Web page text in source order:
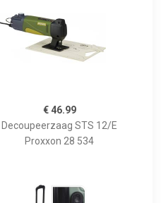
€ 46.99
Decoupeerzaag STS 12/E
Proxxon 28 534